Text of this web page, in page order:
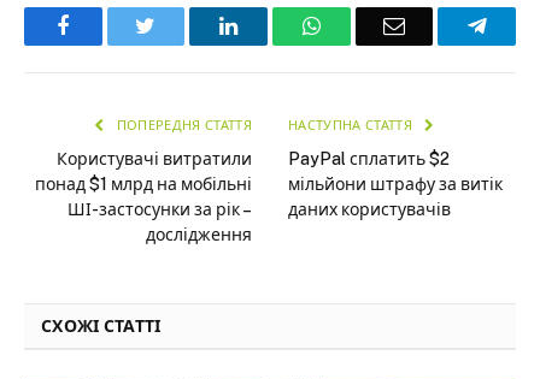
Facebook LinkedInWhatsAppEmail
ПОПЕРЕДНЯ СТАТТЯ
Користувачі витратили
понад $1 млрд на мобільні
ШІ-застосунки за рік –
дослідження
НАСТУПНА СТАТТЯ
PayPal сплатить $2
мільйони штрафу за витік
даних користувачів
СХОЖІ СТАТТІ